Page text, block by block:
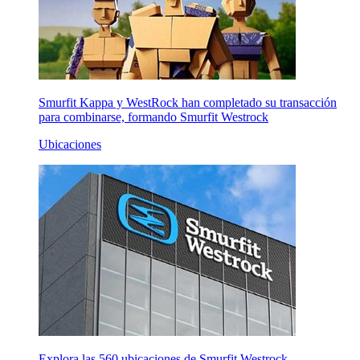
Smurfit Kappa y WestRock han completado su transacción
para combinarse, formando Smurfit Westrock
Ubicaciones